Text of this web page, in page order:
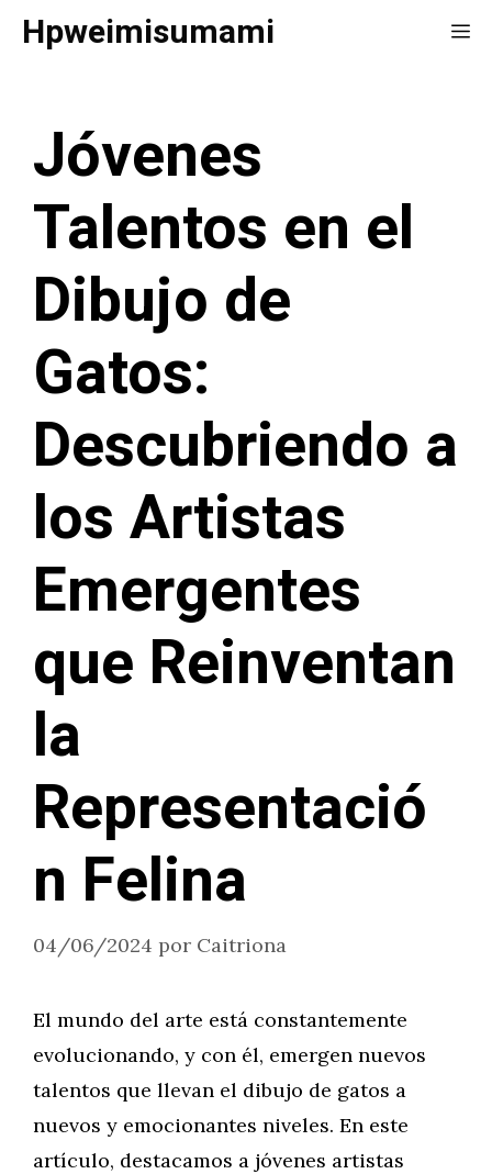
SaltarHpweimisumami
Jóvenes
Talentos en el
Dibujo de
Gatos:
Descubriendo a
los Artistas
Emergentes
que Reinventan
la
Representació
n Felina
04/06/2024 por Caitriona
El mundo del arte está constantemente
evolucionando, y con él, emergen nuevos
talentos que llevan el dibujo de gatos a
nuevos y emocionantes niveles. En este
artículo, destacamos a jóvenes artistas